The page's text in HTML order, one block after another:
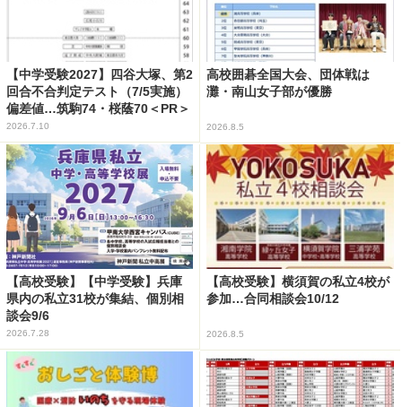
【中学受験2027】四谷大塚、第2
回合不合判定テスト（7/5実施）
偏差値…筑駒74・桜蔭70＜PR＞
2026.7.10
高校囲碁全国大会、団体戦は
灘・南山女子部が優勝
2026.8.5
【高校受験】【中学受験】兵庫
県内の私立31校が集結、個別相
談会9/6
2026.7.28
【高校受験】横須賀の私立4校が
参加…合同相談会10/12
2026.8.5